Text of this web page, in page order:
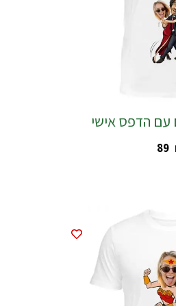
עם הדפס אישי
‎89